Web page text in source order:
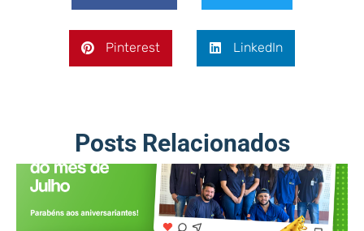
Pinterest LinkedIn
Posts Relacionados